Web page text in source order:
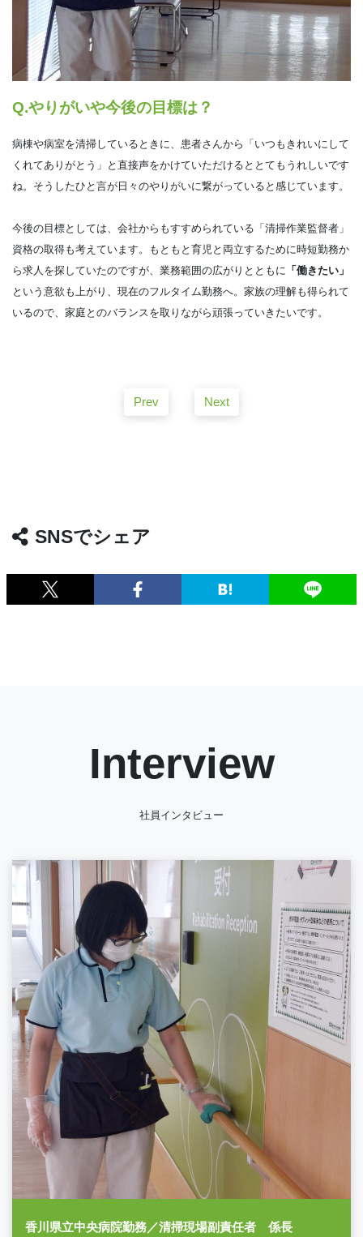
Q.やりがいや今後の目標は？
病棟や病室を清掃しているときに、患者さんから「いつもきれいにして
くれてありがとう」と直接声をかけていただけるととてもうれしいです
ね。そうしたひと言が日々のやりがいに繋がっていると感じています。
今後の目標としては、会社からもすすめられている「清掃作業監督者」
資格の取得も考えています。もともと育児と両立するために時短勤務か
ら求人を探していたのですが、業務範囲の広がりとともに 「働きたい」
という意欲も上がり、現在のフルタイム勤務へ。家族の理解も得られて
いるので、家庭とのバランスを取りながら頑張っていきたいです。
Prev Next
SNSでシェア
Interview
社員インタビュー
香川県立中央病院勤務／清掃現場副責任者 係長